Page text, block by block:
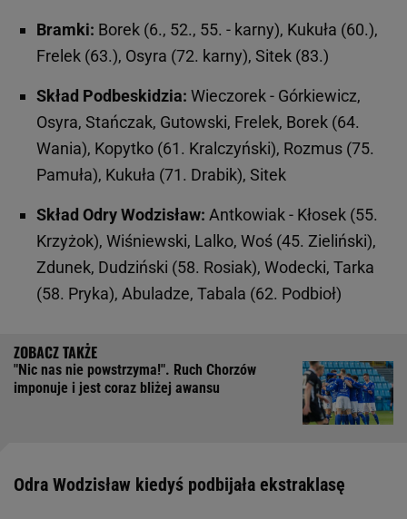
Bramki: Borek (6., 52., 55. - karny), Kukuła (60.),
Frelek (63.), Osyra (72. karny), Sitek (83.)
Skład Podbeskidzia: Wieczorek - Górkiewicz,
Osyra, Stańczak, Gutowski, Frelek, Borek (64.
Wania), Kopytko (61. Kralczyński), Rozmus (75.
Pamuła), Kukuła (71. Drabik), Sitek
Skład Odry Wodzisław: Antkowiak - Kłosek (55.
Krzyżok), Wiśniewski, Lalko, Woś (45. Zieliński),
Zdunek, Dudziński (58. Rosiak), Wodecki, Tarka
(58. Pryka), Abuladze, Tabala (62. Podbioł)
"Nic nas nie powstrzyma!". Ruch Chorzów
imponuje i jest coraz bliżej awansu
Odra Wodzisław kiedyś podbijała ekstraklasę